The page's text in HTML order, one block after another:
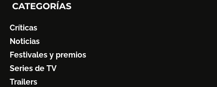
CATEGORÍAS
Críticas
Noticias
Festivales y premios
Series de TV
Trailers